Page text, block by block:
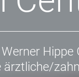
Hippe
ärztliche/